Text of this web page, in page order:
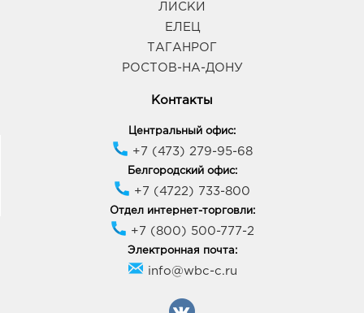
ЛИСКИ
ЕЛЕЦ
ТАГАНРОГ
РОСТОВ-НА-ДОНУ
Контакты
Центральный офис:
+7 (473) 279-95-68
Белгородский офис:
+7 (4722) 733-800
Отдел интернет-торговли:
+7 (800) 500-777-2
Электронная почта:
info@wbc-c.ru